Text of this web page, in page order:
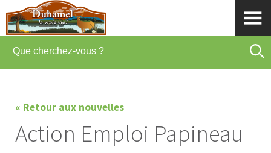
« Retour aux nouvelles
Action Emploi Papineau